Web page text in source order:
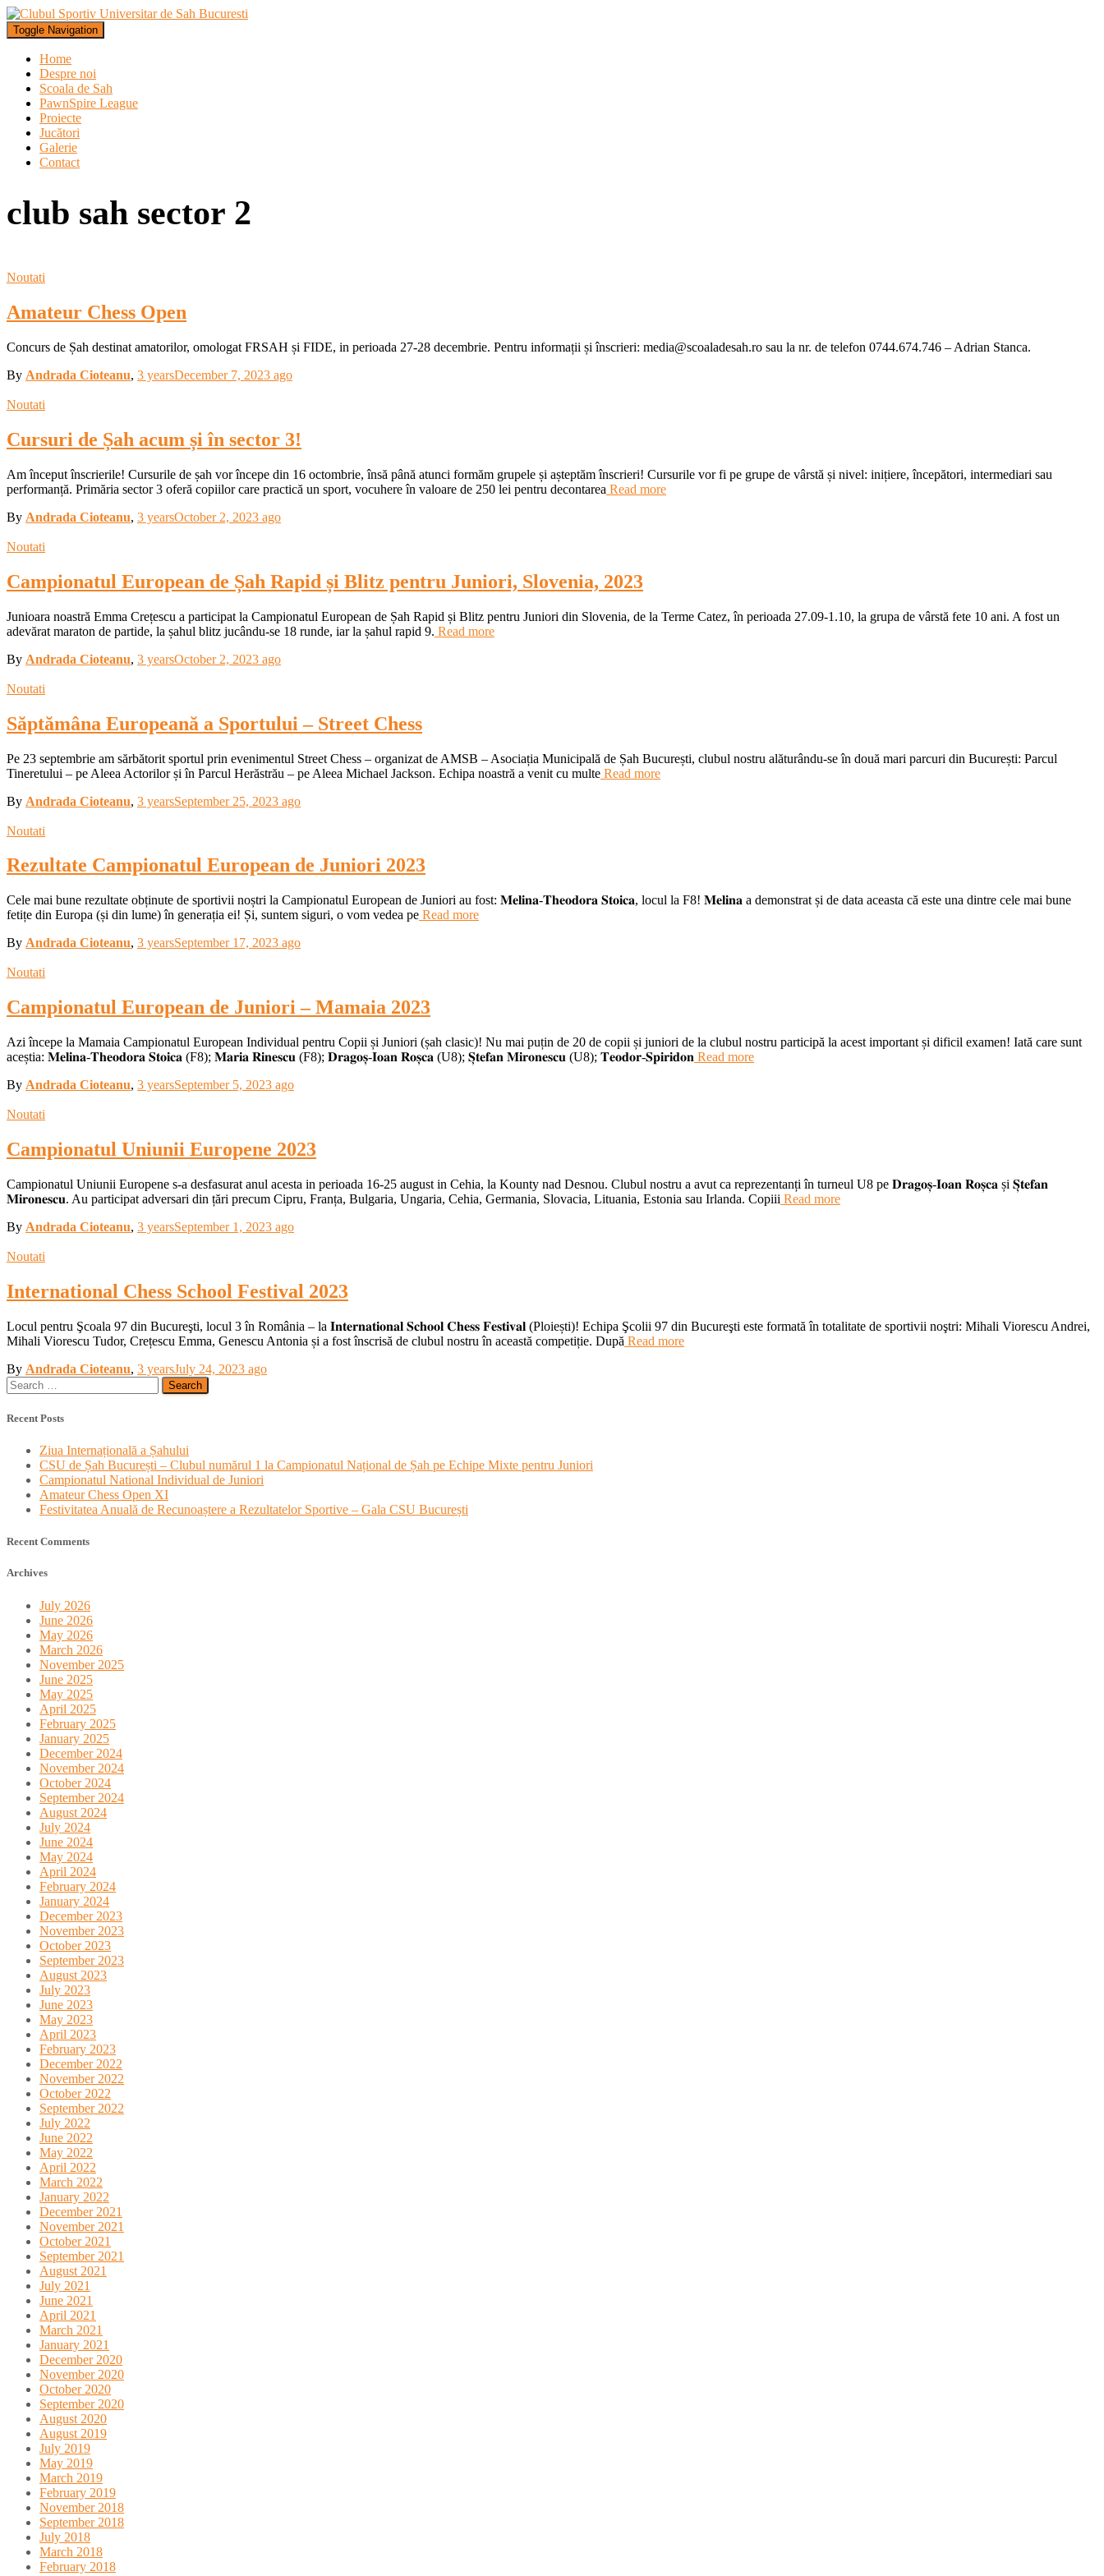
Toggle Navigation
Home
Despre noi
Scoala de Sah
PawnSpire League
Proiecte
Jucători
Galerie
Contact
club sah sector 2
Noutati
Amateur Chess Open
Concurs de Șah destinat amatorilor, omologat FRSAH și FIDE, in perioada 27-28 decembrie. Pentru informații și înscrieri: media@scoaladesah.ro sau la nr. de telefon 0744.674.746 – Adrian Stanca.
By Andrada Cioteanu, 3 yearsDecember 7, 2023 ago
Noutati
Cursuri de Șah acum și în sector 3!
Am început înscrierile! Cursurile de șah vor începe din 16 octombrie, însă până atunci formăm grupele și așteptăm înscrieri! Cursurile vor fi pe grupe de vârstă și nivel: inițiere, începători, intermediari sau
performanță. Primăria sector 3 oferă copiilor care practică un sport, vocuhere în valoare de 250 lei pentru decontarea Read more
By Andrada Cioteanu, 3 yearsOctober 2, 2023 ago
Noutati
Campionatul European de Șah Rapid și Blitz pentru Juniori, Slovenia, 2023
Junioara noastră Emma Crețescu a participat la Campionatul European de Șah Rapid și Blitz pentru Juniori din Slovenia, de la Terme Catez, în perioada 27.09-1.10, la grupa de vârstă fete 10 ani. A fost un
adevărat maraton de partide, la șahul blitz jucându-se 18 runde, iar la șahul rapid 9. Read more
By Andrada Cioteanu, 3 yearsOctober 2, 2023 ago
Noutati
Săptămâna Europeană a Sportului – Street Chess
Pe 23 septembrie am sărbătorit sportul prin evenimentul Street Chess – organizat de AMSB – Asociația Municipală de Șah București, clubul nostru alăturându-se în două mari parcuri din București: Parcul
Tineretului – pe Aleea Actorilor și în Parcul Herăstrău – pe Aleea Michael Jackson. Echipa noastră a venit cu multe Read more
By Andrada Cioteanu, 3 yearsSeptember 25, 2023 ago
Noutati
Rezultate Campionatul European de Juniori 2023
Cele mai bune rezultate obținute de sportivii noștri la Campionatul European de Juniori au fost: 𝐌𝐞𝐥𝐢𝐧𝐚-𝐓𝐡𝐞𝐨𝐝𝐨𝐫𝐚 𝐒𝐭𝐨𝐢𝐜𝐚, locul la F8! 𝐌𝐞𝐥𝐢𝐧𝐚 a demonstrat și de data aceasta că este una dintre cele mai bune
fetițe din Europa (și din lume) în generația ei! Și, suntem siguri, o vom vedea pe Read more
By Andrada Cioteanu, 3 yearsSeptember 17, 2023 ago
Noutati
Campionatul European de Juniori – Mamaia 2023
Azi începe la Mamaia Campionatul European Individual pentru Copii și Juniori (șah clasic)! Nu mai puțin de 20 de copii și juniori de la clubul nostru participă la acest important și dificil examen! Iată care sunt
aceștia: 𝐌𝐞𝐥𝐢𝐧𝐚-𝐓𝐡𝐞𝐨𝐝𝐨𝐫𝐚 𝐒𝐭𝐨𝐢𝐜𝐚 (F8); 𝐌𝐚𝐫𝐢𝐚 𝐑𝐢𝐧𝐞𝐬𝐜𝐮 (F8); 𝐃𝐫𝐚𝐠𝐨𝐬̦-𝐈𝐨𝐚𝐧 𝐑𝐨𝐬̦𝐜𝐚 (U8); 𝐒̦𝐭𝐞𝐟𝐚𝐧 𝐌𝐢𝐫𝐨𝐧𝐞𝐬𝐜𝐮 (U8); 𝐓𝐞𝐨𝐝𝐨𝐫-𝐒𝐩𝐢𝐫𝐢𝐝𝐨𝐧 Read more
By Andrada Cioteanu, 3 yearsSeptember 5, 2023 ago
Noutati
Campionatul Uniunii Europene 2023
Campionatul Uniunii Europene s-a desfasurat anul acesta in perioada 16-25 august in Cehia, la Kounty nad Desnou. Clubul nostru a avut ca reprezentanți în turneul U8 pe 𝐃𝐫𝐚𝐠𝐨𝐬̦-𝐈𝐨𝐚𝐧 𝐑𝐨𝐬̦𝐜𝐚 și 𝐒̦𝐭𝐞𝐟𝐚𝐧
𝐌𝐢𝐫𝐨𝐧𝐞𝐬𝐜𝐮. Au participat adversari din țări precum Cipru, Franța, Bulgaria, Ungaria, Cehia, Germania, Slovacia, Lituania, Estonia sau Irlanda. Copiii Read more
By Andrada Cioteanu, 3 yearsSeptember 1, 2023 ago
Noutati
International Chess School Festival 2023
Locul pentru Şcoala 97 din Bucureşti, locul 3 în România – la 𝐈𝐧𝐭𝐞𝐫𝐧𝐚𝐭𝐢𝐨𝐧𝐚𝐥 𝐒𝐜𝐡𝐨𝐨𝐥 𝐂𝐡𝐞𝐬𝐬 𝐅𝐞𝐬𝐭𝐢𝐯𝐚𝐥 (Ploiești)! Echipa Şcolii 97 din Bucureşti este formată în totalitate de sportivii noştri: Mihali Viorescu Andrei,
Mihali Viorescu Tudor, Crețescu Emma, Genescu Antonia și a fost înscrisă de clubul nostru în această competiție. După Read more
By Andrada Cioteanu, 3 yearsJuly 24, 2023 ago
Search
for:
Recent Posts
Ziua Internațională a Șahului
CSU de Șah București – Clubul numărul 1 la Campionatul Național de Șah pe Echipe Mixte pentru Juniori
Campionatul National Individual de Juniori
Amateur Chess Open XI
Festivitatea Anuală de Recunoaștere a Rezultatelor Sportive – Gala CSU București
Recent Comments
Archives
July 2026
June 2026
May 2026
March 2026
November 2025
June 2025
May 2025
April 2025
February 2025
January 2025
December 2024
November 2024
October 2024
September 2024
August 2024
July 2024
June 2024
May 2024
April 2024
February 2024
January 2024
December 2023
November 2023
October 2023
September 2023
August 2023
July 2023
June 2023
May 2023
April 2023
February 2023
December 2022
November 2022
October 2022
September 2022
July 2022
June 2022
May 2022
April 2022
March 2022
January 2022
December 2021
November 2021
October 2021
September 2021
August 2021
July 2021
June 2021
April 2021
March 2021
January 2021
December 2020
November 2020
October 2020
September 2020
August 2020
August 2019
July 2019
May 2019
March 2019
February 2019
November 2018
September 2018
July 2018
March 2018
February 2018